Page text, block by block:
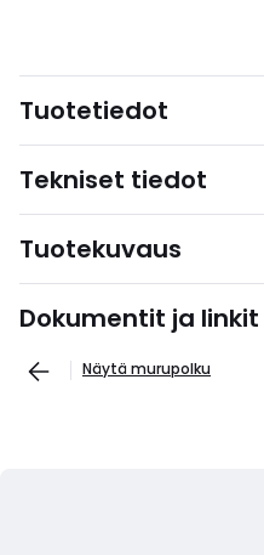
Tuotetiedot
Tekniset tiedot
Tuotekuvaus
Dokumentit ja linkit
Näytä murupolku